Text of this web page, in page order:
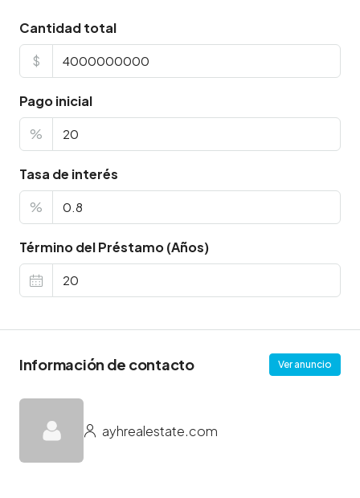
Cantidad total
$
Pago inicial
%
Tasa de interés
%
Término del Préstamo (Años)
Información de contacto Ver anuncio
ayhrealestate.com